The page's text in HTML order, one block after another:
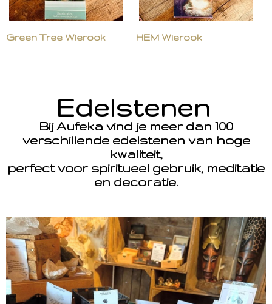
Green Tree Wierook HEM Wierook
Edelstenen
Bij Aufeka vind je meer dan 100
verschillende edelstenen van hoge
kwaliteit,
perfect voor spiritueel gebruik, meditatie
en decoratie.